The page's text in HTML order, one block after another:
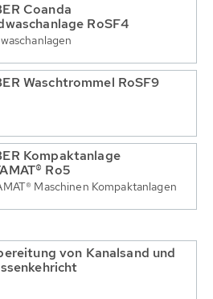
Coanda
RoSF4
Waschtrommel RoSF9
Kompaktanlage
Ro5
Maschinen Kompaktanlagen
von Kanalsand und